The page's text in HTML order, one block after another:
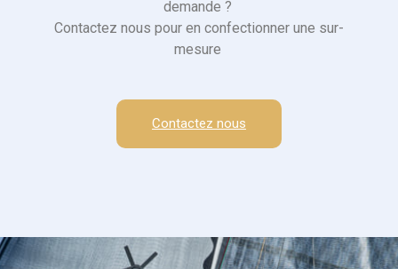
demande ?
Contactez nous pour en confectionner une sur-
mesure
Contactez nous